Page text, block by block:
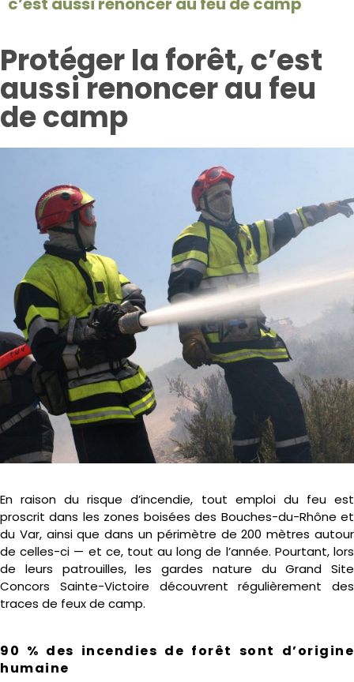
Protéger la forêt, c’est
aussi renoncer au feu
de camp
En raison du risque d’incendie, tout emploi du feu est
proscrit dans les zones boisées des Bouches-du-Rhône et
du Var, ainsi que dans un périmètre de 200 mètres autour
de celles-ci — et ce, tout au long de l’année. Pourtant, lors
de leurs patrouilles, les gardes nature du Grand Site
Concors Sainte-Victoire découvrent régulièrement des
traces de feux de camp.
90 % des incendies de forêt sont d’origine
humaine